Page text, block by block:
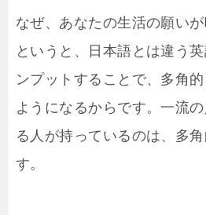
なぜ、あなたの生活の願い
というと、日本語とは違う
ンプットすることで、多角
ようになるからです。一流
る人が持っているのは、多
す。